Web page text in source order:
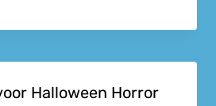
Halloween Horror